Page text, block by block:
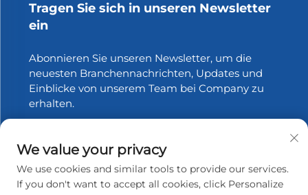
Tragen Sie sich in unseren Newsletter
ein
Abonnieren Sie unseren Newsletter, um die
neuesten Branchennachrichten, Updates und
Einblicke von unserem Team bei Company zu
erhalten.
We value your privacy
We use cookies and similar tools to provide our services.
If you don't want to accept all cookies, click Personalize